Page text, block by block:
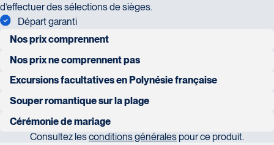
d’effectuer des sélections de sièges.
Départ garanti
Nos prix comprennent
vols internationaux entre Montréal et Papeete en classe
3 nuits à Tahiti au Tahiti Pearl Beach Resort en chambre vue
3 nuits à Bora Bora au Le Bora Bora by Pearl Resorts en villa
Nos prix ne comprennent pas
repas et boissons non mentionnés
excursions facultatives
pourboires aux guides, chauffeurs et personnel hôtelier
Excursions facultatives en Polynésie française
Prolongez la magie de votre séjour en Polynésie française grâce à
Raiatea et Huahine.
Souper romantique sur la plage
Le Bora Bora by Pearl : Souper romantique Moemoea sur la
Cérémonie de mariage
Consultez lesconditions générales pour ce produit.
Brossard
J4W 1L9
Tél :450-671-6654 / 1-888-461-6654
Voyages Tourbec Lapointe
1000 Boulevard Monseigneur
Voyages Paradis
2500 rue Beaurevoir, local 340
Québec
G2C 0M4
Tél :418-659-6650